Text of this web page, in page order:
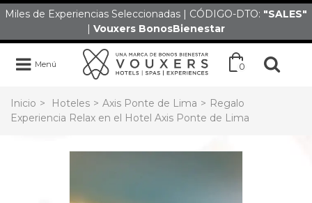
Miles de Experiencias Seleccionadas | CÓDIGO-DTO: "SALES"
| Vouxers BonosBienestar
Menú 0
Inicio > Hoteles > Axis Ponte de Lima > Regalo
Experiencia Relax en el Hotel Axis Ponte de Lima